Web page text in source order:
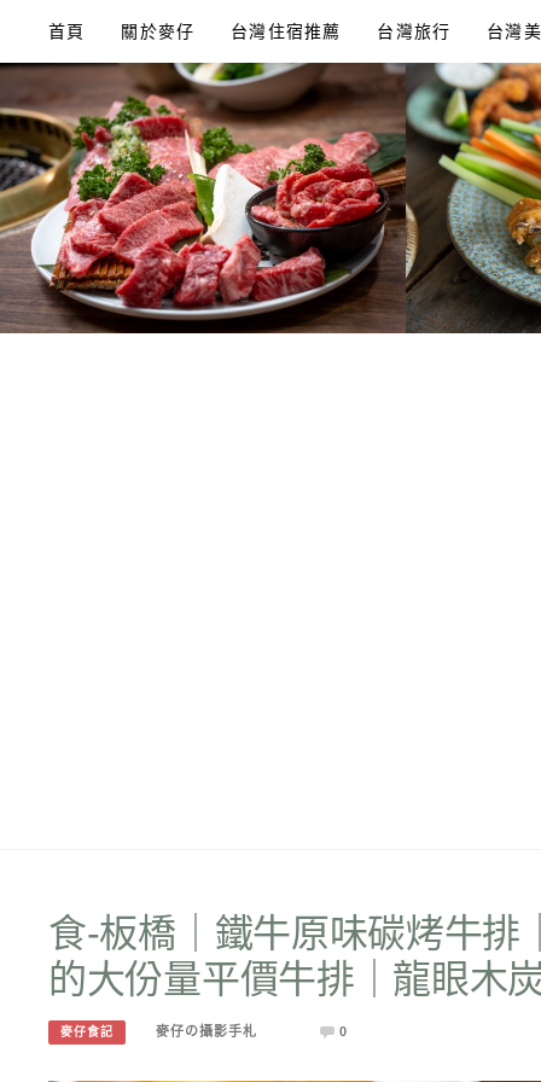
content
首頁 關於麥仔 台灣住宿推薦 台灣旅行 台灣
食-板橋｜鐵牛原味碳烤牛排
的大份量平價牛排｜龍眼木
麥仔食記 麥仔の攝影手札 0